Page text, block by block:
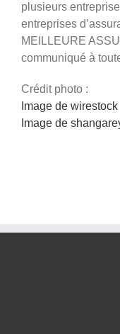
plusieurs
entreprises
MEILLEURE
communiqué à
Crédit photo :
Image de wirestock
Image de